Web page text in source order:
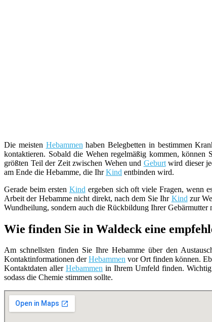
Die meisten Hebammen haben Belegbetten in bestimmen
kontaktieren. Sobald die Wehen regelmäßig kommen,
größten Teil der Zeit zwischen Wehen und Geburtwird dieser
am Ende die Hebamme, die IhrKind entbinden wird.
Gerade beim ersten Kind ergeben sich oft viele Fragen, wenn
Arbeit der Hebamme nicht direkt, nach dem Sie Ihr Kind zur
Wundheilung, sondern auch die Rückbildung Ihrer Gebärmutter
Wie finden Sie in Waldeck eine
Am schnellsten finden Sie Ihre Hebamme über den
Kontaktinformationen derHebammen vor Ort finden können.
Kontaktdaten aller Hebammenin Ihrem Umfeld finden. Wichtig
sodass die Chemie stimmen sollte.